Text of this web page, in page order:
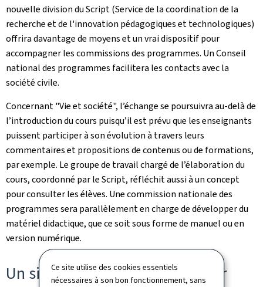
Ce site utilise des cookies essentiels
nécessaires à son bon fonctionnement, sans
nouvelle division du Script (Service de la coordination de la
recherche et de l'innovation pédagogiques et technologiques)
offrira davantage de moyens et un vrai dispositif pour
accompagner les commissions des programmes. Un Conseil
national des programmes facilitera les contacts avec la
société civile.
Concernant "Vie et société", l’échange se poursuivra au-delà de
l’introduction du cours puisqu’il est prévu que les enseignants
puissent participer à son évolution à travers leurs
commentaires et propositions de contenus ou de formations,
par exemple. Le groupe de travail chargé de l’élaboration du
cours, coordonné par le Script, réfléchit aussi à un concept
pour consulter les élèves. Une commission nationale des
programmes sera parallèlement en charge de développer du
matériel didactique, que ce soit sous forme de manuel ou en
version numérique.
Un site internet pour tout savoir